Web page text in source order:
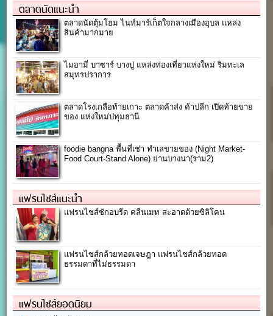
ตลาดนัดแนะนำ
ตลาดนัดตุ้มโฮม ไนท์มาร์เก็ตใจกลางเมืองอุบล แหล่ง
สินค้ามากมาย
ไมอามี่ บาซาร์ บางปู แหล่งท่องเที่ยวแห่งใหม่ ริมทะเล
สมุทรปราการ
ตลาดโรงเกลือท้ายเกาะ ตลาดค้าส่ง ค้าปลีก เปิดท้ายขาย
ของ แห่งใหม่ปทุมธานี
foodie bangna พื้นที่เช่า ทำเลขายของ (Night Market-
Food Court-Stand Alone) ย่านบางนา(ราม2)
แฟรนไชส์แนะนำ
แฟรนไชส์ซักอบรีด คลีนเมท สะอาดด้วยซิลิโคน
แฟรนไชส์กล้วยทอดเจษฎา แฟรนไชส์กล้วยทอด
ธรรมดาที่ไม่ธรรมดา
แฟรนไชส์ยอดนิยม